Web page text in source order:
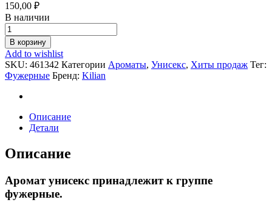
150,00 ₽
В наличии
Kilian
Vodka
On
The
Rocks
quantity
В корзину
Add to wishlist
SKU: 461342 Категории Ароматы, Унисекс, Хиты продаж Тег:
Фужерные Бренд: Kilian
Описание
Детали
Описание
Аромат унисекс принадлежит к группе
фужерные.